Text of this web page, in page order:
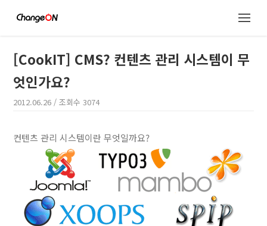
[CookIT] CMS? 컨텐츠 관리 시스템이 무
엇인가요?
2012.06.26 / 조회수3074
컨텐츠 관리 시스템이란 무엇일까요?